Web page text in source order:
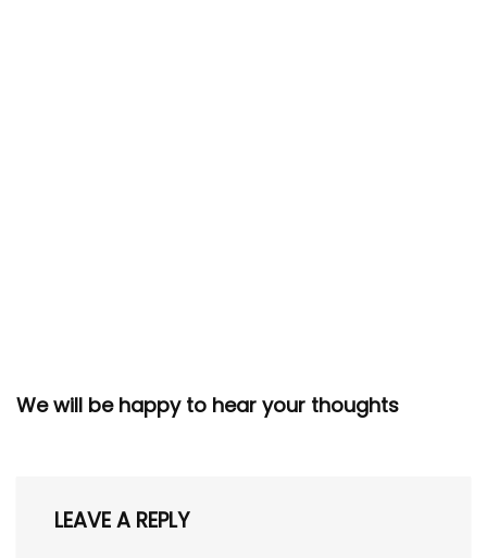
We will be happy to hear your thoughts
LEAVE A REPLY